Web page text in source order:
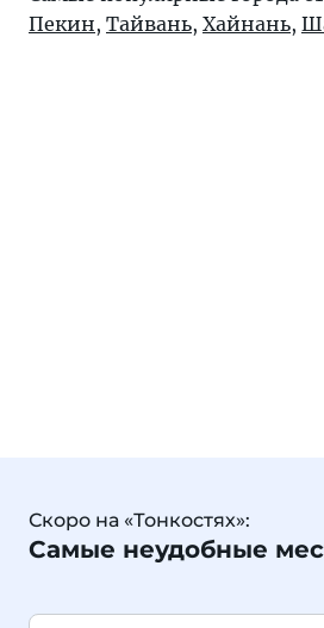
Пекин, Тайвань, Хайнань,
Скоро на «Тонкостях»:
Самые неудобные